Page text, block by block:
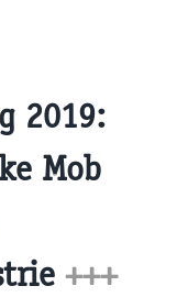
2019:
Mob
+++